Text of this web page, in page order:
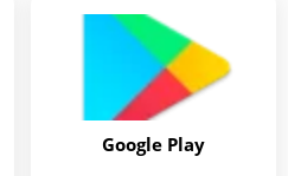
Google Play